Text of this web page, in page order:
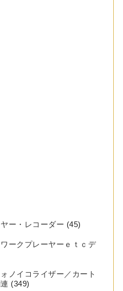
ー・レコーダー (45)
ークプレーヤーｅｔｃデ
ノイコライザー／カート
(349)